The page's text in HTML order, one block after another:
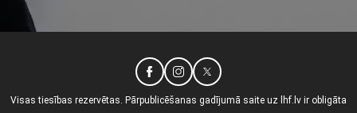
Visas tiesības rezervētas. Pārpublicēšanas gadījumā saite uz lhf.lv ir obligāta